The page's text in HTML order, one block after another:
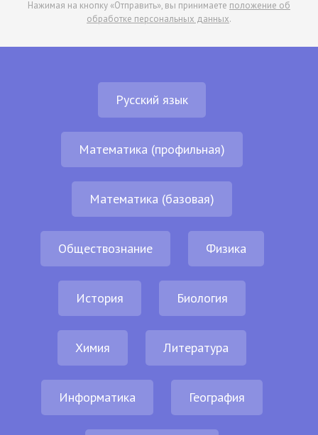
Нажимая на кнопку «Отправить», вы принимаете положение об
обработке персональных данных.
Русский язык
Математика (профильная)
Математика (базовая)
Обществознание Физика
История Биология
Химия Литература
Информатика География